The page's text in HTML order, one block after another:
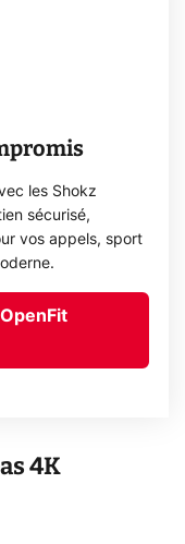
les Shokz
sécurisé,
vos appels, sport
4K